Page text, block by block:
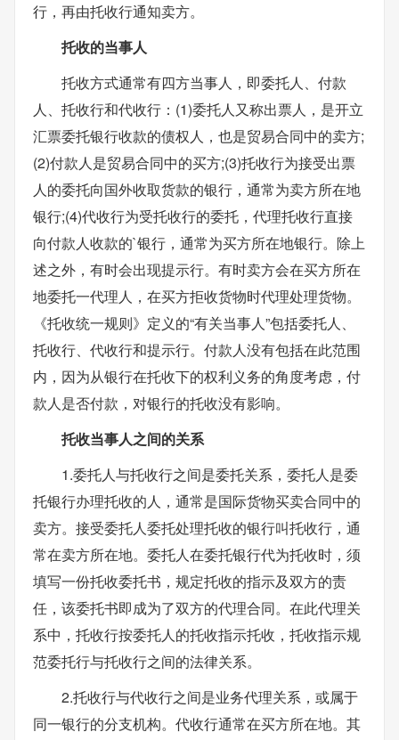
行，再由托收行通知卖方。
托收的当事人
托收方式通常有四方当事人，即委托人、付款
人、托收行和代收行：(1)委托人又称出票人，是开立
汇票委托银行收款的债权人，也是贸易合同中的卖方;
(2)付款人是贸易合同中的买方;(3)托收行为接受出票
人的委托向国外收取货款的银行，通常为卖方所在地
银行;(4)代收行为受托收行的委托，代理托收行直接
向付款人收款的`银行，通常为买方所在地银行。除上
述之外，有时会出现提示行。有时卖方会在买方所在
地委托一代理人，在买方拒收货物时代理处理货物。
《托收统一规则》定义的“有关当事人”包括委托人、
托收行、代收行和提示行。付款人没有包括在此范围
内，因为从银行在托收下的权利义务的角度考虑，付
款人是否付款，对银行的托收没有影响。
托收当事人之间的关系
1.委托人与托收行之间是委托关系，委托人是委
托银行办理托收的人，通常是国际货物买卖合同中的
卖方。接受委托人委托处理托收的银行叫托收行，通
常在卖方所在地。委托人在委托银行代为托收时，须
填写一份托收委托书，规定托收的指示及双方的责
任，该委托书即成为了双方的代理合同。在此代理关
系中，托收行按委托人的托收指示托收，托收指示规
范委托行与托收行之间的法律关系。
2.托收行与代收行之间是业务代理关系，或属于
同一银行的分支机构。代收行通常在买方所在地。其